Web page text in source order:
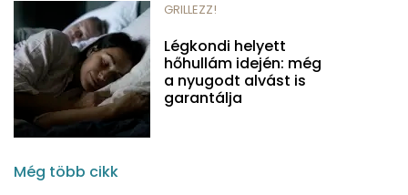
GRILLEZZ!
Légkondi helyett
hőhullám idején: még
a nyugodt alvást is
garantálja
Még több cikk